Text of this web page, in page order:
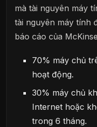
mà tài nguyên máy
tài nguyên máy tính
báo cáo của
70% máy chủ
hoạt động.
30% máy chủ
Internet hoặc
trong 6 tháng.